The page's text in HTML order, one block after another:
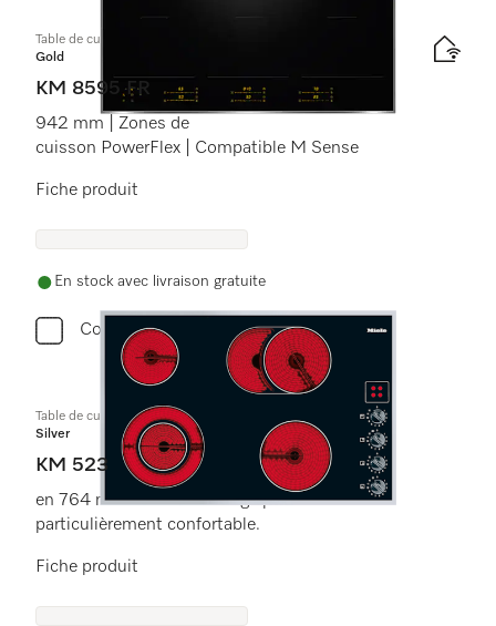
Table de cuisson à induction
Gold
KM 8595 FR
942 mm | Zones de
cuisson PowerFlex | Compatible M Sense
Fiche produit
En stock avec livraison gratuite
Comparer
Table de cuisson vitrocéramique
Silver
KM 523
en 764 mm 764 mmde large pour une cuisson
particulièrement confortable.
Fiche produit